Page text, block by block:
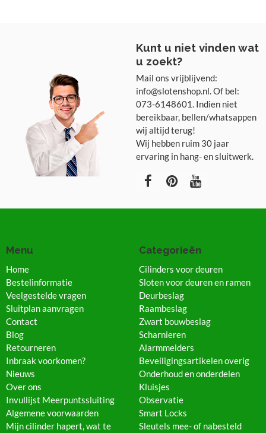
Kunt u niet vinden wat
u zoekt?
Mail ons vrijblijvend:
info@slotenshop.nl. Of bel:
073-6148601. Indien niet
bereikbaar, bellen/whatsappen
wij altijd terug!
Wij hebben ruim 30 jaar
ervaring in hang- en sluitwerk.
Categorieën
Cilinders voor deuren
Sloten voor deuren en ramen
Deurbeslag
Raambeslag
Zwart bouwbeslag
Scharnieren
Alarmmelders
Beveiligingsartikelen overig
Onderhoud en onderdelen
Kluisjes
Observatie
Smart Locks
Sleutels mee- of nabesteld
Menu
Home
Bestelinformatie
Veelgestelde vragen
Sluitplan aanvragen
Contact
Blog
Retourneren
Inbraak voorkomen?
Nieuws
Over ons
Invullijst Meerpuntssluiting
Algemene voorwaarden
Mijn cilinder hapert, wat te